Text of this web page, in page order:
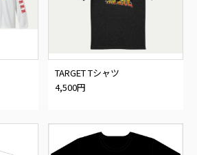
TARGET Tシャツ
4,500円